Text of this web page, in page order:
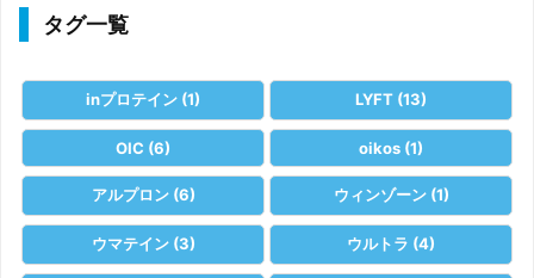
タグ一覧
inプロテイン (1) LYFT (13)
OIC (6) oikos (1)
アルプロン(6) ウィンゾーン(1)
ウマテイン(3) ウルトラ (4)